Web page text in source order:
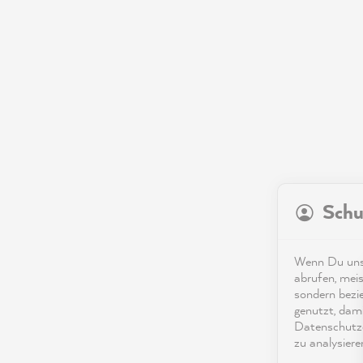
Wenn Du
abrufen,
sondern
genutzt,
zu